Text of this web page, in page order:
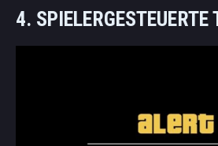
4. SPIELERGESTEUERTE